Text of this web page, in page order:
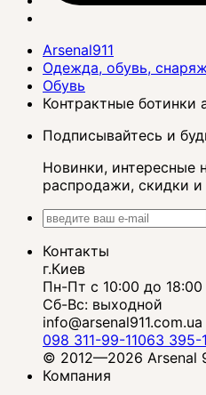
Arsenal911
Одежда, обувь,
Обувь
Контрактные
Подписывайтесь и
Новинки, интересные
распродажи, скидки
Контакты
г.Киев
Пн-Пт с 10:00 до 18:00
Сб-Вс: выходной
info@arsenal911.com.ua
098 311-99-11063 395-
© 2012—2026 Arsenal
Компания